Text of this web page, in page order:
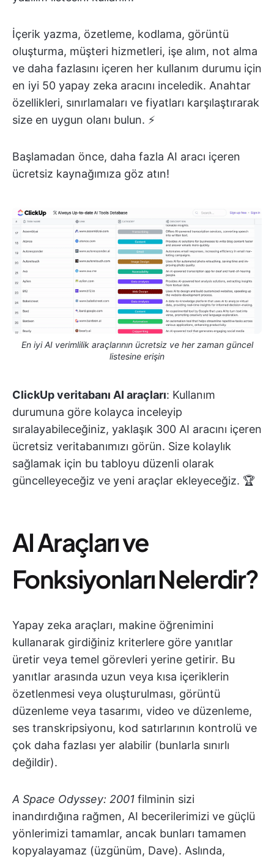
İçerik yazma, özetleme, kodlama, görüntü
oluşturma, müşteri hizmetleri, işe alım, not alma
ve daha fazlasını içeren her kullanım durumu için
en iyi 50 yapay zeka aracını inceledik. Anahtar
özellikleri, sınırlamaları ve fiyatları karşılaştırarak
size en uygun olanı bulun. ⚡️
Başlamadan önce, daha fazla AI aracı içeren
ücretsiz kaynağımıza göz atın!
En iyi AI verimlilik araçlarının ücretsiz ve her zaman güncel
listesine erişin
ClickUp veritabanı AI araçları: Kullanım
durumuna göre kolayca inceleyip
sıralayabileceğiniz, yaklaşık 300 AI aracını içeren
ücretsiz veritabanımızı görün. Size kolaylık
sağlamak için bu tabloyu düzenli olarak
güncelleyeceğiz ve yeni araçlar ekleyeceğiz. 🏆
AI Araçları ve
Fonksiyonları Nelerdir?
Yapay zeka araçları, makine öğrenimini
kullanarak girdiğiniz kriterlere göre yanıtlar
üretir veya temel görevleri yerine getirir. Bu
yanıtlar arasında uzun veya kısa içeriklerin
özetlenmesi veya oluşturulması, görüntü
düzenleme veya tasarımı, video ve düzenleme,
ses transkripsiyonu, kod satırlarının kontrolü ve
çok daha fazlası yer alabilir (bunlarla sınırlı
değildir).
A Space Odyssey: 2001 filminin sizi
inandırdığına rağmen, AI becerilerimizi ve güçlü
yönlerimizi tamamlar, ancak bunları tamamen
kopyalayamaz (üzgünüm, Dave). Aslında,